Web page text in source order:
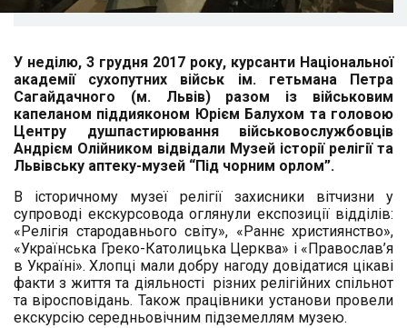
У неділю, 3 грудня 2017 року, курсанти Національної
академії сухопутних військ ім. гетьмана Петра
Сагайдачного (м. Львів) разом із військовим
капеланом піддияконом Юрієм Балухом та головою
Центру душпастирювання військовослужбовців
Андрієм Олійником відвідали Музей історії релігії та
Львівську аптеку-музей “Під чорним орлом”.
В історичному музеї релігії захисники вітчизни у
супроводі екскурсовода оглянули експозиції відділів:
«Релігія стародавнього світу», «Раннє християнство»,
«Українська Греко-Католицька Церква» і «Православ’я
в Україні». Хлопці мали добру нагоду довідатися цікаві
факти з життя та діяльності різних релігійних спільнот
та віросповідань. Також працівники установи провели
екскурсію середньовічним підземеллям музею.